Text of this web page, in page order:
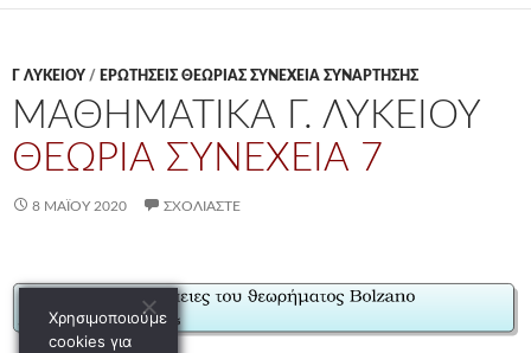
Γ ΛΥΚΕΊΟΥ / ΕΡΩΤΗΣΕΙΣ ΘΕΩΡΙΑΣ ΣΥΝΕΧΕΙΑ ΣΥΝΑΡΤΗΣΗΣ
ΜΑΘΗΜΑΤΙΚΑ Γ. ΛΥΚΕΙΟΥ
ΘΕΩΡΙΑ ΣΥΝΕΧΕΙΑ 7
8 ΜΑΪ́ΟΥ 2020 ΣΧΟΛΙΆΣΤΕ
Χρησιμοποιούμε
cookies για